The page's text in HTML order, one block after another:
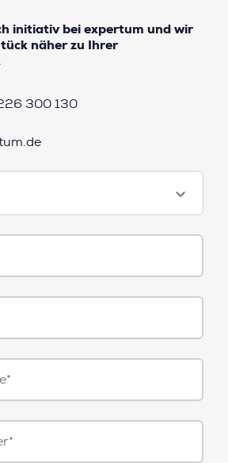
initiativ bei expertum und wir
näher zu Ihrer
300 130